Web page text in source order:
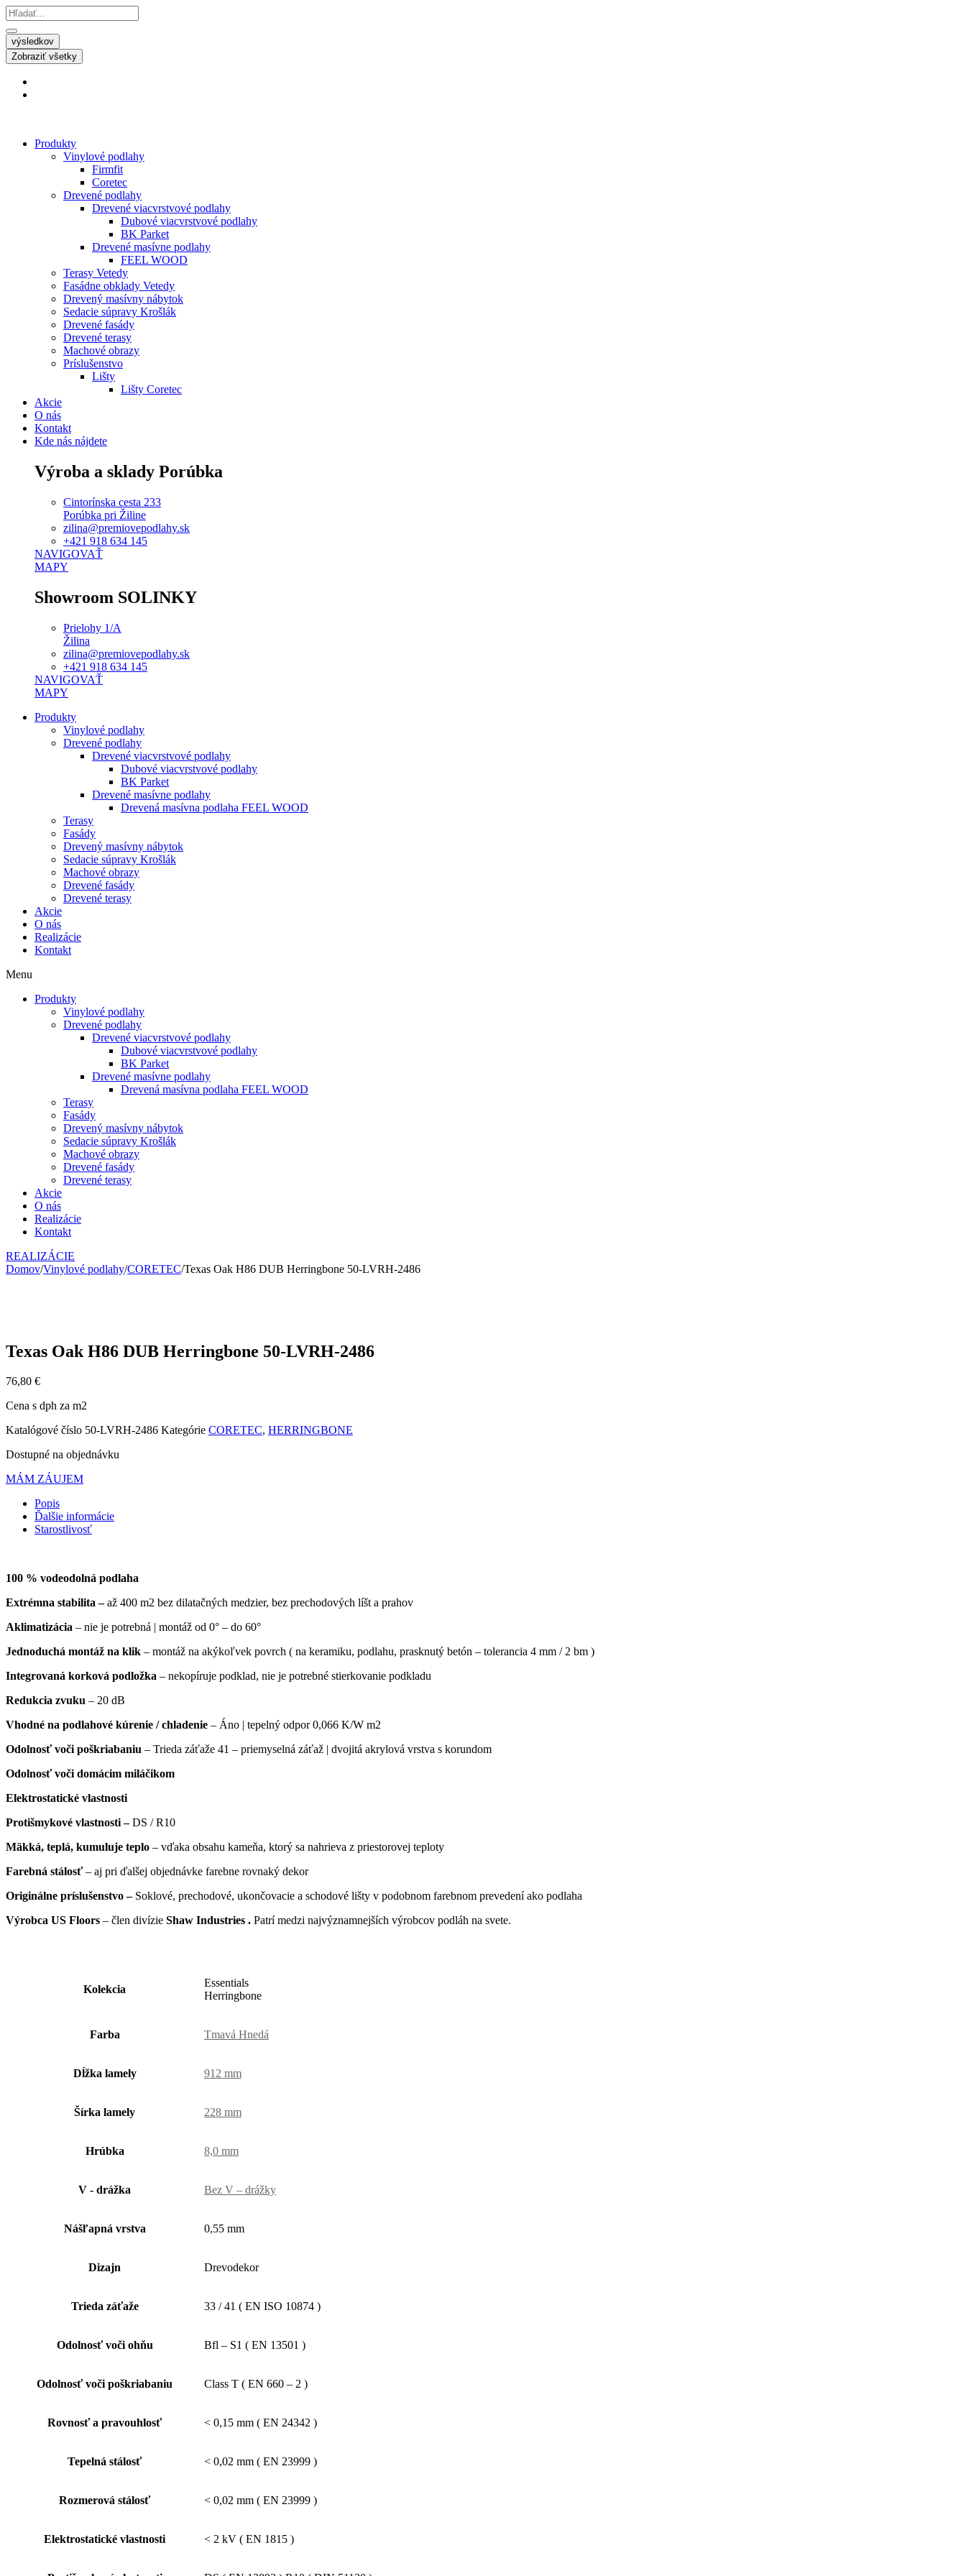
výsledkov
Zobraziť všetky
Produkty
Vinylové podlahy
Firmfit
Coretec
Drevené podlahy
Drevené viacvrstvové podlahy
Dubové viacvrstvové podlahy
BK Parket
Drevené masívne podlahy
FEEL WOOD
Terasy Vetedy
Fasádne obklady Vetedy
Drevený masívny nábytok
Sedacie súpravy Krošlák
Drevené fasády
Drevené terasy
Machové obrazy
Príslušenstvo
Lišty
Lišty Coretec
Akcie
O nás
Kontakt
Kde nás nájdete
Výroba a sklady Porúbka
Cintorínska cesta 233
Porúbka pri Žiline
zilina@premiovepodlahy.sk
+421 918 634 145
NAVIGOVAŤ
MAPY
Showroom SOLINKY
Prielohy 1/A
Žilina
zilina@premiovepodlahy.sk
+421 918 634 145
NAVIGOVAŤ
MAPY
Produkty
Vinylové podlahy
Drevené podlahy
Drevené viacvrstvové podlahy
Dubové viacvrstvové podlahy
BK Parket
Drevené masívne podlahy
Drevená masívna podlaha FEEL WOOD
Terasy
Fasády
Drevený masívny nábytok
Sedacie súpravy Krošlák
Machové obrazy
Drevené fasády
Drevené terasy
Akcie
O nás
Realizácie
Kontakt
Menu
Produkty
Vinylové podlahy
Drevené podlahy
Drevené viacvrstvové podlahy
Dubové viacvrstvové podlahy
BK Parket
Drevené masívne podlahy
Drevená masívna podlaha FEEL WOOD
Terasy
Fasády
Drevený masívny nábytok
Sedacie súpravy Krošlák
Machové obrazy
Drevené fasády
Drevené terasy
Akcie
O nás
Realizácie
Kontakt
REALIZÁCIE
Domov/Vinylové podlahy/CORETEC/Texas Oak H86 DUB Herringbone 50-LVRH-2486
Texas Oak H86 DUB Herringbone 50-LVRH-2486
76,80 €
Cena s dph za m2
Katalógové číslo 50-LVRH-2486 Kategórie CORETEC, HERRINGBONE
Dostupné na objednávku
MÁM ZÁUJEM
Popis
Ďalšie informácie
Starostlivosť
100 % vodeodolná podlaha
Extrémna stabilita –až 400 m2 bez dilatačných medzier, bez prechodových líšt a prahov
Aklimatizácia – nie je potrebná | montáž od 0° – do 60°
Jednoduchá montáž na klik – montáž na akýkoľvek povrch ( na keramiku, podlahu, prasknutý betón – tolerancia 4 mm / 2 bm )
Integrovaná korková podložka – nekopíruje podklad, nie je potrebné stierkovanie podkladu
Redukcia zvuku – 20 dB
Vhodné na podlahové kúrenie / chladenie – Áno | tepelný odpor 0,066 K/W m2
Odolnosť voči poškriabaniu – Trieda záťaže 41 – priemyselná záťaž | dvojitá akrylová vrstva s korundom
Odolnosť voči domácim miláčikom
Elektrostatické vlastnosti
Protišmykové vlastnosti –DS / R10
Mäkká, teplá, kumuluje teplo – vďaka obsahu kameňa, ktorý sa nahrieva z priestorovej teploty
Farebná stálosť– aj pri ďalšej objednávke farebne rovnaký dekor
Originálne príslušenstvo – Soklové, prechodové, ukončovacie a schodové lišty v podobnom farebnom prevedení ako podlaha
Výrobca US Floors – člen divízie Shaw Industries . Patrí medzi najvýznamnejších výrobcov podláh na svete.
Kolekcia
Essentials
Herringbone
Farba Tmavá Hnedá
Dĺžka lamely 912 mm
Šírka lamely 228 mm
Hrúbka 8,0 mm
V - drážka Bez V – drážky
Nášľapná vrstva 0,55 mm
Dizajn Drevodekor
Trieda záťaže 33 / 41 ( EN ISO 10874 )
Odolnosť voči ohňu Bfl – S1 ( EN 13501 )
Odolnosť voči poškriabaniu Class T ( EN 660 – 2 )
Rovnosť a pravouhlosť < 0,15 mm ( EN 24342 )
Tepelná stálosť < 0,02 mm ( EN 23999 )
Rozmerová stálosť < 0,02 mm ( EN 23999 )
Elektrostatické vlastnosti < 2 kV ( EN 1815 )